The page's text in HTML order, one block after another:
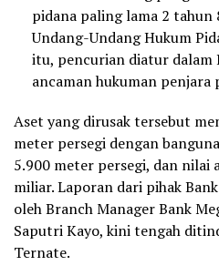
pidana paling lama 2 tahun
Undang-Undang Hukum
itu, pencurian diatur dalam
ancaman hukuman
Aset yang dirusak tersebut
meter persegi dengan
5.900 meter persegi, dan nilai
miliar. Laporan dari pihak
oleh Branch Manager Bank
Saputri Kayo, kini tengah
Ternate.